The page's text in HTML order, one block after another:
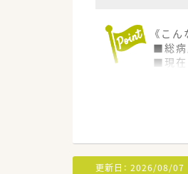
《こ
■総病
■現在
■年
■教
■35名
毎年
更新日： 2026/08/07